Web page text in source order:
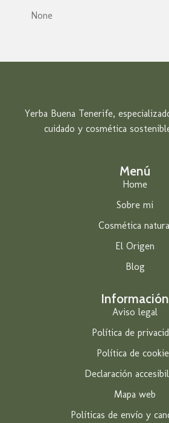
None
Yerba Buena Tenerife,
cuidado y cosmética
Menú
Home
Sobre mi
Cosmética
El Origen
Blog
Información
Aviso legal
Política de
Política de
Declaración
Mapa web
Políticas de envío y